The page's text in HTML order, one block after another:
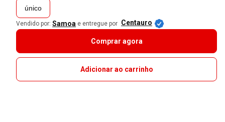
único
Vendido por: Samoa e entregue por Centauro
Comprar agora
Adicionar ao carrinho